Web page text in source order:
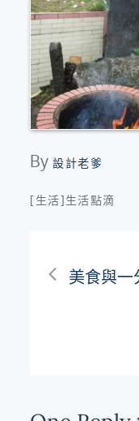
By設計老爹
[生活]生活點滴
文
覽
美食與一